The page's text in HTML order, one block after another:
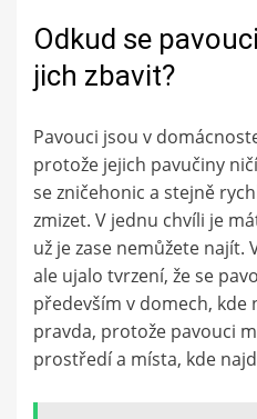
Odkud se
jich zbavit?
Pavouci jsou v
protože jejich pavučiny
se zničehonic a stejně
zmizet. V jednu chvíli je
už je zase nemůžete najít.
ale ujalo tvrzení, že se
především v domech, kde
pravda, protože pavouci
prostředí a místa, kde